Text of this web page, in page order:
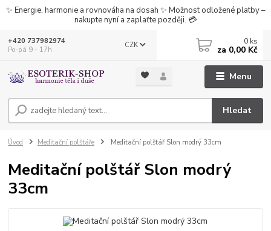
✨ Energie, harmonie a rovnováha na dosah ✨ Možnost odložené platby –
nakupte nyní a zaplaťte později. 💳
Menu
CZK
Hledat
+420 737982974
Po-pá 9 - 17h
0 ks
za 0,00 Kč
Úvod Meditační polštáře Meditační polštář Slon modrý 33cm
Meditační polštář Slon modrý
33cm